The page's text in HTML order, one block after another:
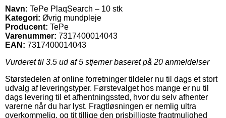
Navn: TePe PlaqSearch – 10 stk
Kategori: Øvrig mundpleje
Producent: TePe
Varenummer: 7317400014043
EAN: 7317400014043
Vurderet til 3.5 ud af 5 stjerner baseret på 20 anmeldelser
Størstedelen af online forretninger tildeler nu til dags et stort
udvalg af leveringstyper. Førstevalget hos mange er nu til
dags levering til et afhentningssted, hvor du selv afhenter
varerne når du har lyst. Fragtløsningen er nemlig ultra
overkommelig, og tit tillige den prisbilligste fragtmulighed